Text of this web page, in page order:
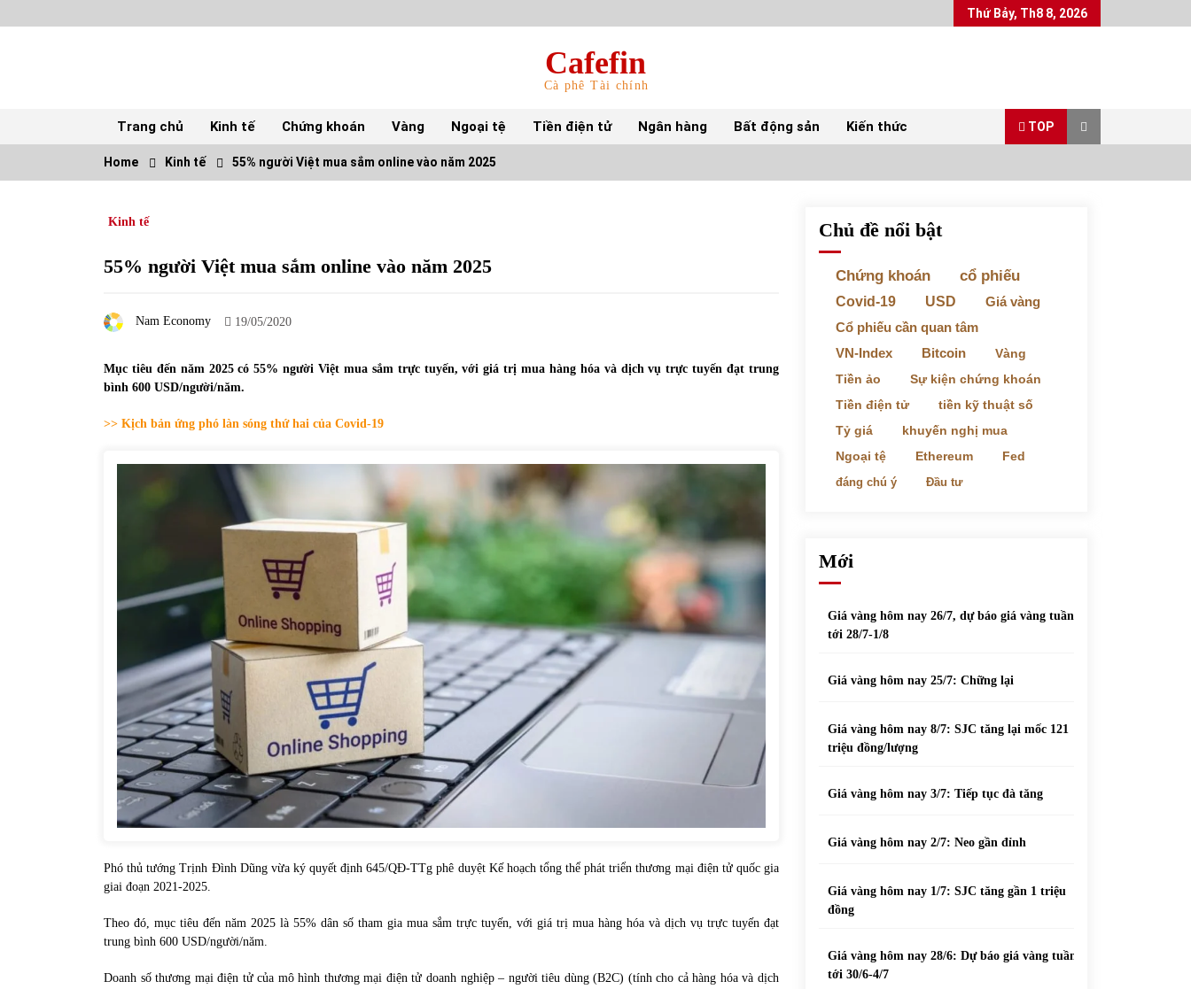
to
Thứ Bảy, Th8 8, 2026
Cafefin
Cà phê Tài chính
Trang chủ Kinh tế Chứng khoán Vàng Ngoại tệ Tiền điện tử Ngân hàng Bất động sản Kiến thức TOP
TOP
05/07/2022
Top 10 mặt hàng Việt Nam xuất khẩu nhiều
nhất tháng 5/2022
28,7 tỷ đồng
Bất ổn từ các cuộc đấu giá đất ở Thanh Hoá
31/05/2022
Tiền gửi vào ngân hàng tiếp tục tăng mạnh
Chứng khoán ngày 30/5/2022: Top 10 cổ
phiếu nổi bật
Phân tích giá tiền điện tử sau ngày thị
trường lập kỷ lục vốn hóa
09/11/2021
Chứng khoán ngày 12/10/2021: Top 10 cổ
phiếu nổi bật
13/10/2021
13/10/2021
Home Kinh tế 55% người Việt mua sắm online vào năm 2025
Kinh tế
55% người Việt mua sắm online vào năm 2025
Nam Economy 19/05/2020
Mục tiêu đến năm 2025 có 55% người Việt mua sắm trực tuyến, với giá trị mua hàng hóa và dịch vụ trực tuyến đạt trung
bình 600 USD/người/năm.
>> Kịch bản ứng phó làn sóng thứ hai của Covid-19
Phó thủ tướng Trịnh Đình Dũng vừa ký quyết định 645/QĐ-TTg phê duyệt Kế hoạch tổng thể phát triển thương mại điện tử quốc gia
giai đoạn 2021-2025.
Theo đó, mục tiêu đến năm 2025 là 55% dân số tham gia mua sắm trực tuyến, với giá trị mua hàng hóa và dịch vụ trực tuyến đạt
trung bình 600 USD/người/năm.
Doanh số thương mại điện tử của mô hình thương mại điện tử doanh nghiệp – người tiêu dùng (B2C) (tính cho cả hàng hóa và dịch
Chủ đề nổi bật
Chứng khoán cổ phiếu
Covid-19 USD
Giá vàng
Cổ phiếu cần quan tâm
VN-Index Bitcoin
Vàng
Tiền ảo
Sự kiện chứng khoán
Tiền điện tử
tiền kỹ thuật số
Tỷ giá
khuyến nghị mua
Ngoại tệ
Ethereum
Fed
đáng chú ý
Đầu tư
Mới
Giá vàng hôm nay 26/7, dự báo giá vàng tuần
tới 28/7-1/8
Giá vàng hôm nay 25/7: Chững lại
Giá vàng hôm nay 8/7: SJC tăng lại mốc 121
triệu đồng/lượng
Giá vàng hôm nay 3/7: Tiếp tục đà tăng
Giá vàng hôm nay 2/7: Neo gần đỉnh
Giá vàng hôm nay 1/7: SJC tăng gần 1 triệu
đồng
Giá vàng hôm nay 28/6: Dự báo giá vàng tuần
tới 30/6-4/7